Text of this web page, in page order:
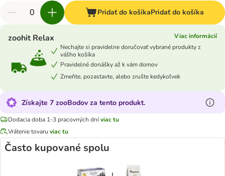
Pridať do košíkaPridať do košíka
zoohit Relax
Viac informácií
Nechajte si pravidelne doručovať vybrané produkty z
vášho košíka
Pravidelné donášky až k vám domov
Zmeňte, pozastavte, alebo zrušte kedykoľvek
Získajte 7 zooBodov za tento produkt.
Dodacia doba 1-3 pracovných dníviac tu
Vrátenie tovaru viac tu
Často kupované spolu